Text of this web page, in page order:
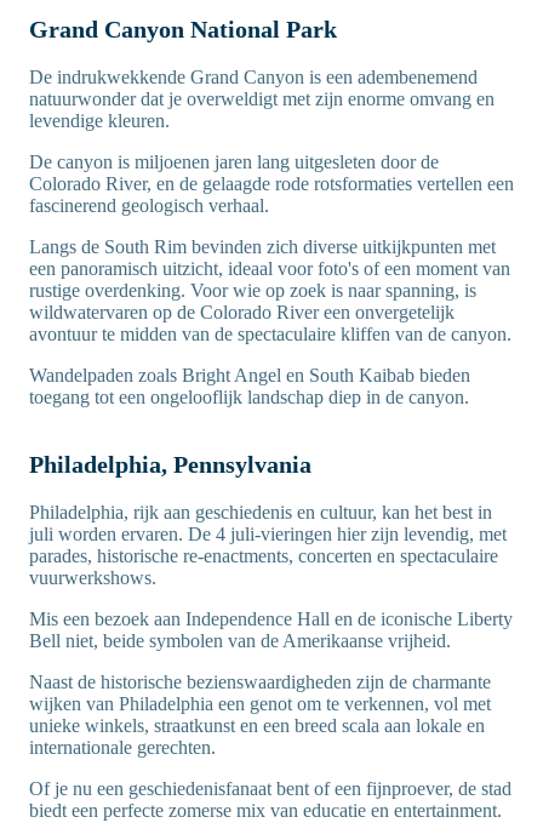
Grand Canyon National Park
De indrukwekkende Grand Canyon is een adembenemend
natuurwonder dat je overweldigt met zijn enorme omvang en
levendige kleuren.
De canyon is miljoenen jaren lang uitgesleten door de
Colorado River, en de gelaagde rode rotsformaties vertellen een
fascinerend geologisch verhaal.
Langs de South Rim bevinden zich diverse uitkijkpunten met
een panoramisch uitzicht, ideaal voor foto's of een moment van
rustige overdenking. Voor wie op zoek is naar spanning, is
wildwatervaren op de Colorado River een onvergetelijk
avontuur te midden van de spectaculaire kliffen van de canyon.
Wandelpaden zoals Bright Angel en South Kaibab bieden
toegang tot een ongelooflijk landschap diep in de canyon.
Philadelphia, Pennsylvania
Philadelphia, rijk aan geschiedenis en cultuur, kan het best in
juli worden ervaren. De 4 juli-vieringen hier zijn levendig, met
parades, historische re-enactments, concerten en spectaculaire
vuurwerkshows.
Mis een bezoek aan Independence Hall en de iconische Liberty
Bell niet, beide symbolen van de Amerikaanse vrijheid.
Naast de historische bezienswaardigheden zijn de charmante
wijken van Philadelphia een genot om te verkennen, vol met
unieke winkels, straatkunst en een breed scala aan lokale en
internationale gerechten.
Of je nu een geschiedenisfanaat bent of een fijnproever, de stad
biedt een perfecte zomerse mix van educatie en entertainment.